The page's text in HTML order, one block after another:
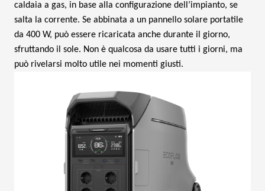
caldaia a gas, in base alla configurazione dell’impianto, se
salta la corrente. Se abbinata a un pannello solare portatile
da 400 W, può essere ricaricata anche durante il giorno,
sfruttando il sole. Non è qualcosa da usare tutti i giorni, ma
può rivelarsi molto utile nei momenti giusti.